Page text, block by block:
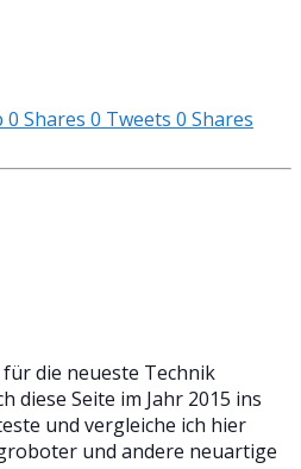
0 Shares 0 Tweets 0 Shares
die neueste Technik
diese Seite im Jahr 2015 ins
und vergleiche ich hier
und andere neuartige